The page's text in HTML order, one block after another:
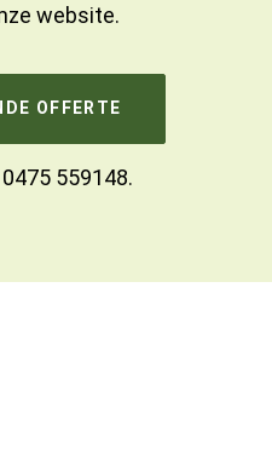
website.
OFFERTE
0475 559148.